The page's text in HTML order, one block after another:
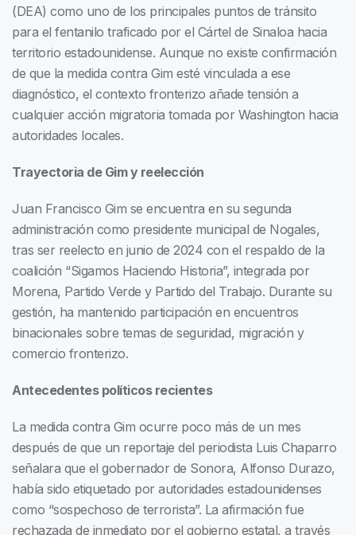
(DEA) como uno de los principales puntos de tránsito
para el fentanilo traficado por el Cártel de Sinaloa hacia
territorio estadounidense. Aunque no existe confirmación
de que la medida contra Gim esté vinculada a ese
diagnóstico, el contexto fronterizo añade tensión a
cualquier acción migratoria tomada por Washington hacia
autoridades locales.
Trayectoria de Gim y reelección
Juan Francisco Gim se encuentra en su segunda
administración como presidente municipal de Nogales,
tras ser reelecto en junio de 2024 con el respaldo de la
coalición “Sigamos Haciendo Historia”, integrada por
Morena, Partido Verde y Partido del Trabajo. Durante su
gestión, ha mantenido participación en encuentros
binacionales sobre temas de seguridad, migración y
comercio fronterizo.
Antecedentes políticos recientes
La medida contra Gim ocurre poco más de un mes
después de que un reportaje del periodista Luis Chaparro
señalara que el gobernador de Sonora, Alfonso Durazo,
había sido etiquetado por autoridades estadounidenses
como “sospechoso de terrorista”. La afirmación fue
rechazada de inmediato por el gobierno estatal, a través